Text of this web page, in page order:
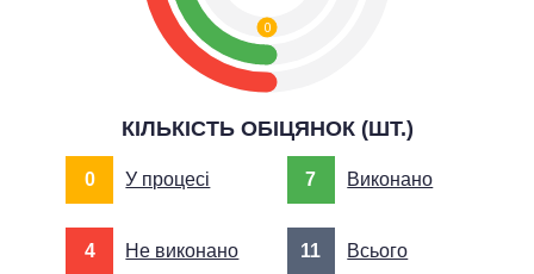
0
КІЛЬКІСТЬ ОБІЦЯНОК (ШТ.)
0 У процесі 7 Виконано
4 Не виконано 11 Всього